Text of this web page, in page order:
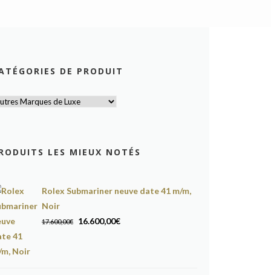
DE PRODUIT
LES MIEUX NOTÉS
Rolex Submariner neuve date 41 m/m,
Noir
17.600,00€
Le
16.600,00€Le